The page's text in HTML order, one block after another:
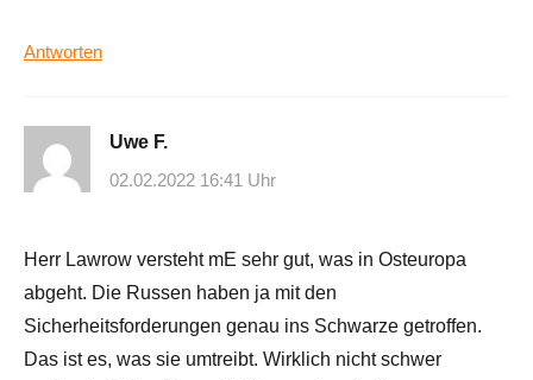
Antworten
Uwe F.
02.02.2022 16:41 Uhr
Herr Lawrow versteht mE sehr gut, was in Osteuropa
abgeht. Die Russen haben ja mit den
Sicherheitsforderungen genau ins Schwarze getroffen.
Das ist es, was sie umtreibt. Wirklich nicht schwer